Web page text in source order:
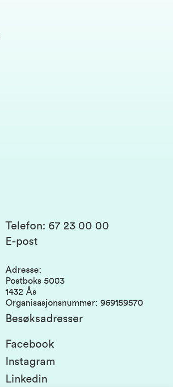
Telefon: 67 23 00 00
E-post
Adresse:
Postboks 5003
1432 Ås
Organisasjonsnummer: 969159570
Besøksadresser
Facebook
Instagram
Linkedin